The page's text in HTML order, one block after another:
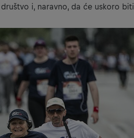
i, naravno, da će uskoro biti